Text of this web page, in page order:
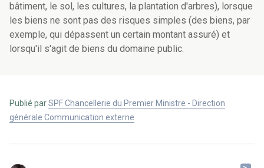
bâtiment, le sol, les cultures, la plantation d'arbres), lorsque
les biens ne sont pas des risques simples (des biens, par
exemple, qui dépassent un certain montant assuré) et
lorsqu'il s'agit de biens du domaine public.
Publié parSPF Chancellerie du Premier Ministre - Direction
générale Communication externe